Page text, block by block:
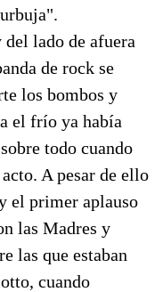
del lado de afuera
de rock se
los bombos y
el frío ya había
todo cuando
A pesar de ello
el primer aplauso
las Madres y
las que estaban
cuando